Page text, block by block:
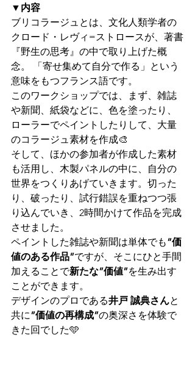
▼内容
ブリコラージュとは、文化人類学者の
クロード・レヴィ=ストロースが、著書
『野生の思考』の中で取り上げた概
念。 「寄せ集めて自分で作る」という
意味をもつフランス語です。
このワークショップでは、まず、雑誌
や新聞、紙袋などに、色を塗ったり、
ローラーでペイントしたりして、大量
のコラージュ素材を作成🎨
そして、ほかの参加者が作成した素材
も活用し、木製パネルの中に、自分の
世界をつくりあげていきます。切った
り、破ったり、試行錯誤を重ねつつ張
り込んでいき、2時間かけて作品を完成
させました。
ペイントした雑誌や新聞は単体でも”価
値のある作品”ですが、そこにひと手間
加えることで新たな”価値”を生み出す
ことができます。
デザインのプロである井戸 誠典さんと
共に”価値の再構成”の奥深さを体験で
きた回でした🩵